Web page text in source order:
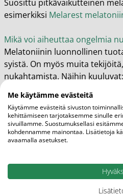
Suosittu pitkävaikutteinen
esimerkiksi Melarest
Mikä voi aiheuttaa ongelmia
Melatoniinin luonnollinen
syistä. On myös muita
nukahtamista. Näihin kuuluvat:
tietokoneet ja puhelimet
valoisa ympäristö
aikaerorasitus eli jet
alkoholin käyttö ja
lähellä
Me käytämme evästeitä
Käytämme evästeitä sivuston
kehittämiseen tarjotaksemme sinulle
sivuillamme. Suostumuksellasi
kohdennamme mainontaa. Lisätietoja
avaamalla asetukset.